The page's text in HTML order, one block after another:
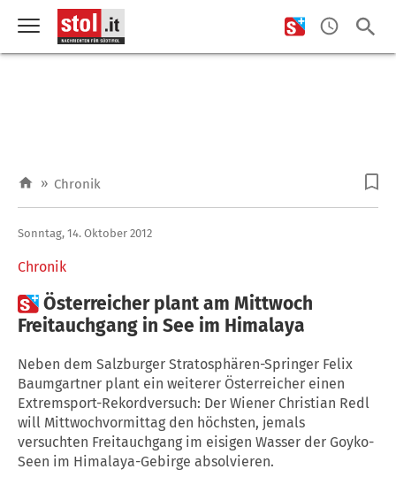
» Chronik
Chronik
Sonntag, 14. Oktober 2012
Österreicher plant am Mittwoch
Freitauchgang in See im Himalaya
Neben dem Salzburger Stratosphären-Springer Felix
Baumgartner plant ein weiterer Österreicher einen
Extremsport-Rekordversuch: Der Wiener Christian Redl
will Mittwochvormittag den höchsten, jemals
versuchten Freitauchgang im eisigen Wasser der Goyko-
Seen im Himalaya-Gebirge absolvieren.